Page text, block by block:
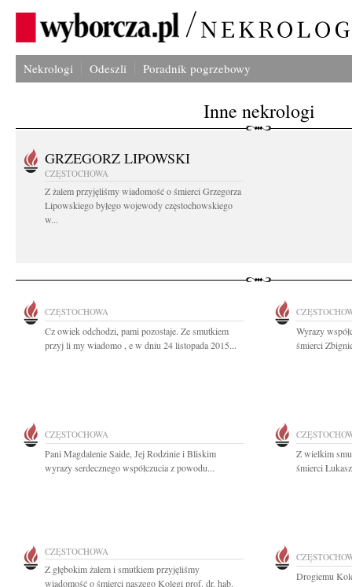
Nekrologi Odeszli Poradnik pogrzebowy
Inne nekrologi
GRZEGORZ LIPOWSKI
CZĘSTOCHOWA
Z żalem przyjęliśmy wiadomość o śmierci Grzegorza
Lipowskiego byłego wojewody częstochowskiego
w...
CZĘSTOCHOWA
Cz owiek odchodzi, pami pozostaje. Ze smutkiem
przyj li my wiadomo , e w dniu 24 listopada 2015...
Wyrazy
śmierci
CZĘSTOCHOWA
Pani Magdalenie Saide, Jej Rodzinie i Bliskim
wyrazy serdecznego współczucia z powodu...
Z wielkim
śmierci
CZĘSTOCHOWA
Z głębokim żalem i smutkiem przyjęliśmy
wiadomość o śmierci naszego Kolegi prof. dr. hab.
Drogiemu